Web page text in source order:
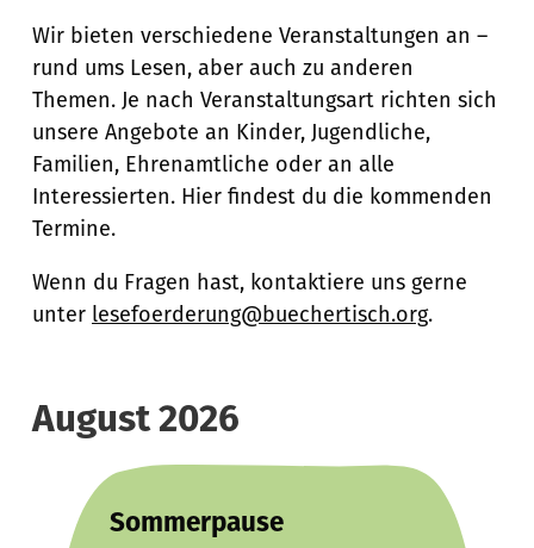
Wir bieten verschiedene Veranstaltungen an –
rund ums Lesen, aber auch zu anderen
Themen. Je nach Veranstaltungsart richten sich
unsere Angebote an Kinder, Jugendliche,
Familien, Ehrenamtliche oder an alle
Interessierten. Hier findest du die kommenden
Termine.
Wenn du Fragen hast, kontaktiere uns gerne
unter lesefoerderung@buechertisch.org.
August 2026
Sommerpause